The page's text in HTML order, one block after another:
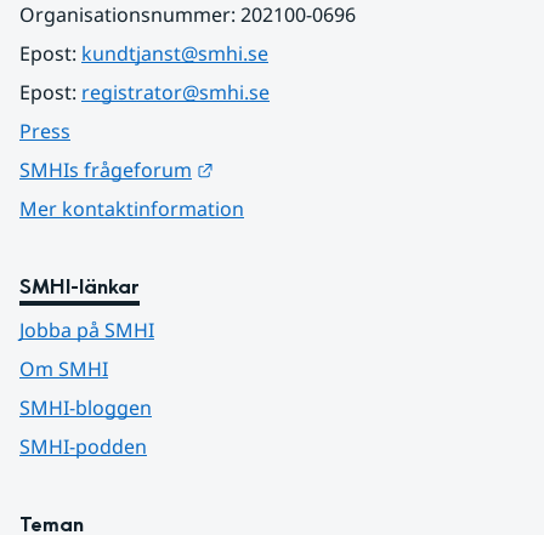
Organisationsnummer: 202100-0696
Epost: kundtjanst@smhi.se
Epost: registrator@smhi.se
Press
SMHIs frågeforum
Mer kontaktinformation
SMHI-länkar
Jobba på SMHI
Om SMHI
SMHI-bloggen
SMHI-podden
Teman